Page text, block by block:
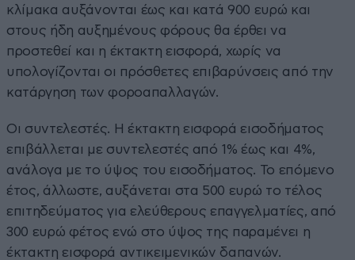
κλίμακα αυξάνονται έως και κατά 900 ευρώ και
στους ήδη αυξημένους φόρους θα έρθει να
προστεθεί και η έκτακτη εισφορά, χωρίς να
υπολογίζονται οι πρόσθετες επιβαρύνσεις από την
κατάργηση των φοροαπαλλαγών.
Οι συντελεστές. Η έκτακτη εισφορά εισοδήματος
επιβάλλεται με συντελεστές από 1% έως και 4%,
ανάλογα με το ύψος του εισοδήματος. Το επόμενο
έτος, άλλωστε, αυξάνεται στα 500 ευρώ το τέλος
επιτηδεύματος για ελεύθερους επαγγελματίες, από
300 ευρώ φέτος ενώ στο ύψος της παραμένει η
έκτακτη εισφορά αντικειμενικών δαπανών.